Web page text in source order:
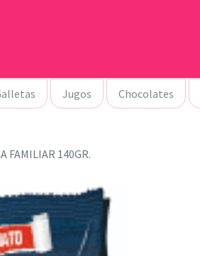
Jugos Chocolates
FAMILIAR 140GR.